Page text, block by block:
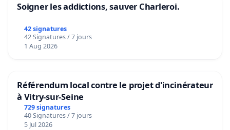
Soigner les addictions, sauver Charleroi.
42 signatures
42 Signatures / 7 jours
1 Aug 2026
Référendum local contre le projet d'incinérateur
à Vitry-sur-Seine
729 signatures
40 Signatures / 7 jours
5 Jul 2026